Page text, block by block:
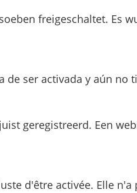
freigeschaltet. Es
de ser activada y aún no
geregistreerd. Een
d'être activée. Elle